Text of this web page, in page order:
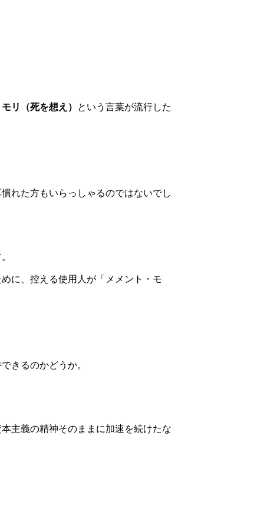
リ（死を想え） という言葉が流行した
れた方もいらっしゃるのではないでし
に、控える使用人が「メメント・モ
きるのかどうか。
主義の精神そのままに加速を続けたな